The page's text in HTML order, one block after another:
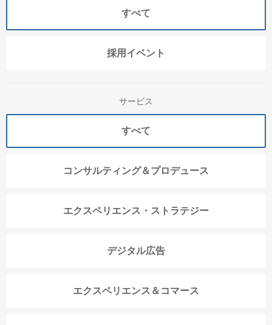
すべて
採用イベント
サービス
すべて
コンサルティング＆プロデュース
エクスペリエンス・ストラテジー
デジタル広告
エクスペリエンス＆コマース